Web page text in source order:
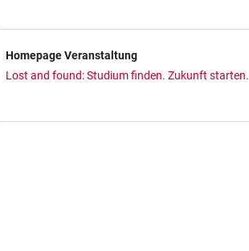
Homepage Veranstaltung
Lost and found: Studium finden. Zukunft starten.